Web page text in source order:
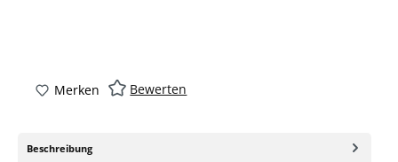
Merken Bewerten
Beschreibung